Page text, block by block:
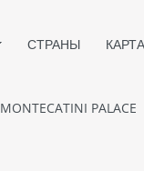
СТРАНЫ
MONTECATINI PALACE